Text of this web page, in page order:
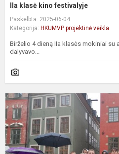
IIa klasė kino festivalyje
Paskelbta: 2025-06-04
Kategorija: HKUMVP projektinė veikla
Birželio 4 dieną IIa klasės mokiniai su
dalyvavo...